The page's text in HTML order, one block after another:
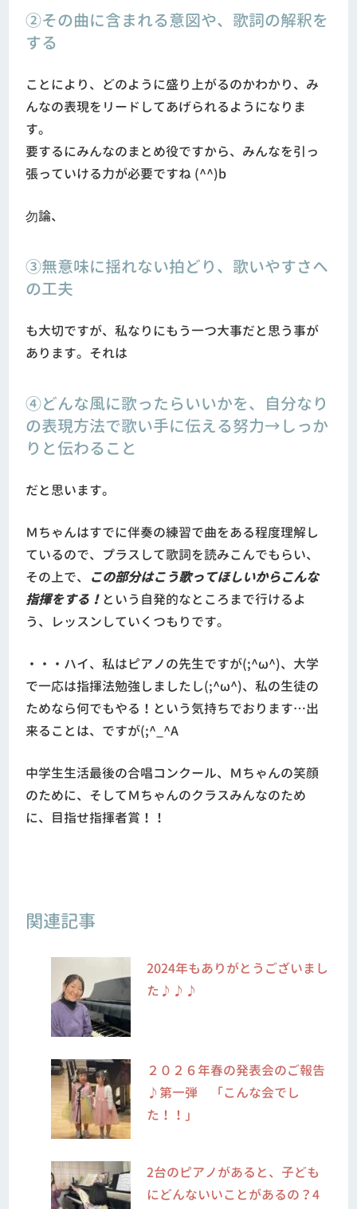
②その曲に含まれる意図や、歌詞の解釈を
する
ことにより、どのように盛り上がるのかわかり、み
んなの表現をリードしてあげられるようになりま
す。
要するにみんなのまとめ役ですから、みんなを引っ
張っていける力が必要ですね (^^)b
勿論、
③無意味に揺れない拍どり、歌いやすさへ
の工夫
も大切ですが、私なりにもう一つ大事だと思う事が
あります。それは
④どんな風に歌ったらいいかを、自分なり
の表現方法で歌い手に伝える努力→しっか
りと伝わること
だと思います。
Ｍちゃんはすでに伴奏の練習で曲をある程度理解し
ているので、プラスして歌詞を読みこんでもらい、
その上で、 この部分はこう歌ってほしいからこんな
指揮をする！ という自発的なところまで行けるよ
う、レッスンしていくつもりです。
・・・ハイ、私はピアノの先生ですが(;^ω^)、大学
で一応は指揮法勉強しましたし(;^ω^)、私の生徒の
ためなら何でもやる！という気持ちでおります…出
来ることは、ですが(;^_^A
中学生生活最後の合唱コンクール、Ｍちゃんの笑顔
のために、そしてＭちゃんのクラスみんなのため
に、目指せ指揮者賞！！
関連記事
2024年もありがとうございまし
た♪♪♪
２０２６年春の発表会のご報告
♪第一弾 「こんな会でし
た！！」
2台のピアノがあると、子ども
にどんないいことがあるの？4